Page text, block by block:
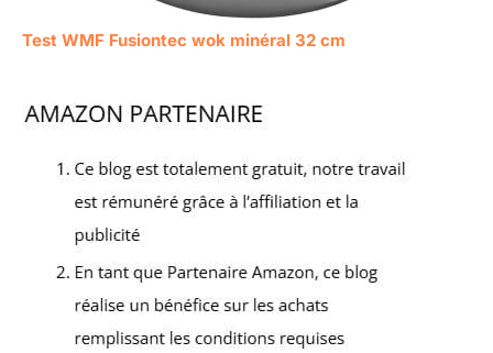
Test WMF Fusiontec wok minéral 32 cm